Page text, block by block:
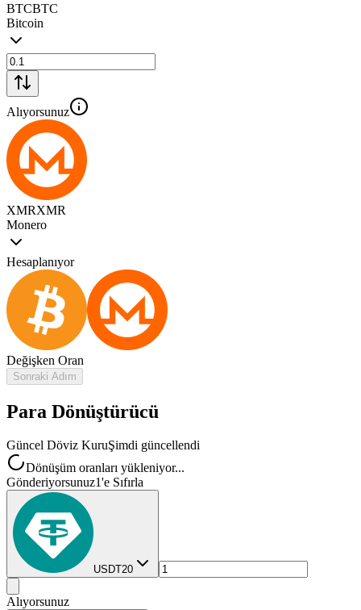
BTCBTC
Bitcoin
Alıyorsunuz
XMRXMR
Monero
Hesaplanıyor
Değişken Oran
Sonraki Adım
Para Dönüştürücü
Güncel Döviz KuruŞimdi güncellendi
Dönüşüm oranları yükleniyor...
Gönderiyorsunuz1'e Sıfırla
USDT20
Alıyorsunuz